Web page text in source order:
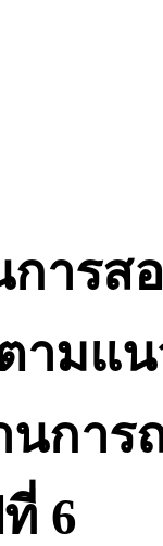
การส
ามแ
นกา
6